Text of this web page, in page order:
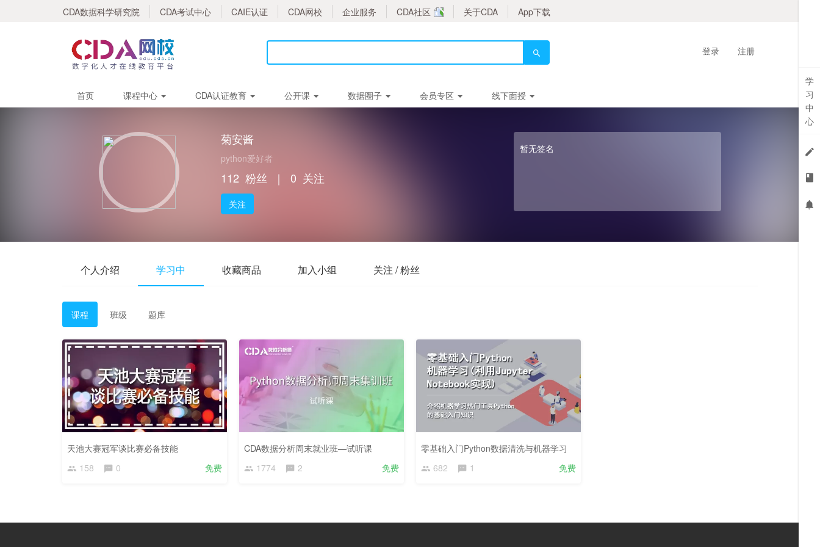
CDA数据科学研究院 CDA考试中心 CAIE认证 CDA网校 企业服务 CDA社区 关于CDA App下载
登录 注册
首页 课程中心 CDA认证教育 公开课 数据圈子 会员专区 线下面授
菊安酱
python爱好者
112 粉丝 ｜ 0 关注
关注
暂无签名
个人介绍 学习中 收藏商品 加入小组 关注 / 粉丝
课程 班级 题库
天池大赛冠军谈比赛必备技能
158
0 免费
CDA数据分析周末就业班—试听课
1774
2 免费
零基础入门Python数据清洗与机器学习
682
1 免费
学
习
中
心